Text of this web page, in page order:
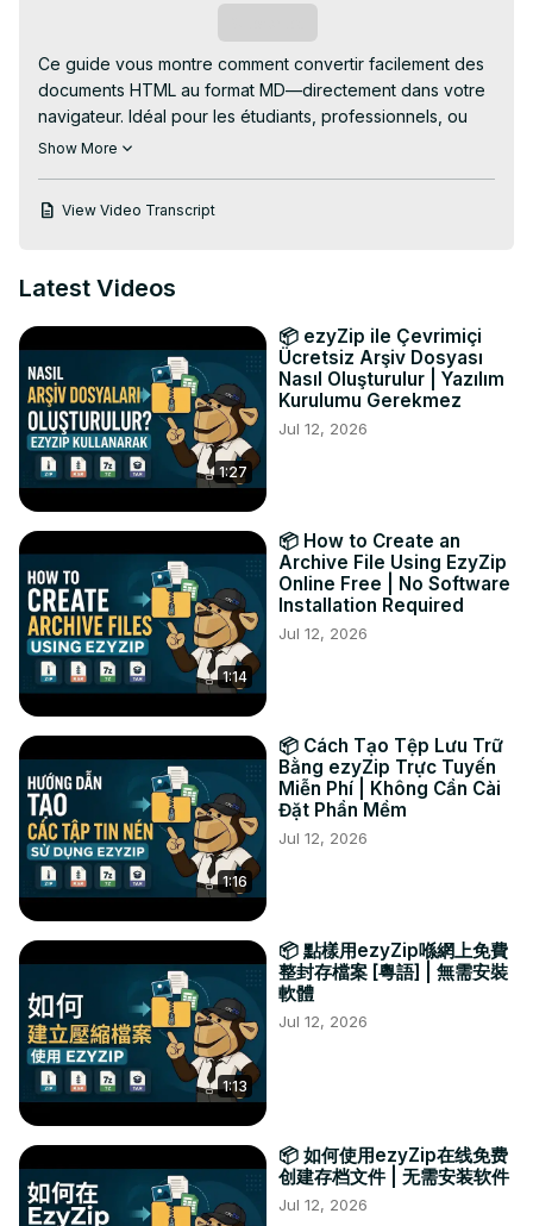
Ce guide vous montre comment convertir facilement des
documents HTML au format MD—directement dans votre
navigateur. Idéal pour les étudiants, professionnels, ou
toute personne travaillant avec différents formats de
https://www.ezyzip.com/convertir-html-en-markdown.html
"Sélectionner le fichier HTML à convertir" ou glissez-
déposez dans la boîte.
2️⃣ Appuyez sur "Convertir en MD" et laissez la
conversion faire son travail.
3️⃣ Cliquez sur "Enregistrer le fichier MD" pour
télécharger votre nouveau document.
🎉 Pourquoi convertir HTML en MD? Le MD est parfait
pour une meilleure compatibilité, assure une gestion
fluide des documents, et garde vos fichiers légers et
éditables sur tous les systèmes!
#htmlversMD #conversiondocument #convertisseurmd
#convertisseurenligne #ezyzip
📢 Connectez-vous avec nous:
🐦 Twitter: https://twitter.com/ezyzip
📘 Facebook: https://www.facebook.com/ezyzip/
🔗 LinkedIn: https://www.linkedin.com/showcase/ezyzip/
📌 Pinterest: https://www.pinterest.com.au/ezyzip/
Show More
View Video Transcript
Latest Videos
1:27
📦 ezyZip ile Çevrimiçi
Ücretsiz Arşiv Dosyası
Nasıl Oluşturulur | Yazılım
Kurulumu Gerekmez
Jul 12, 2026
1:14
📦 How to Create an
Archive File Using EzyZip
Online Free | No Software
Installation Required
Jul 12, 2026
1:16
📦 Cách Tạo Tệp Lưu Trữ
Bằng ezyZip Trực Tuyến
Miễn Phí | Không Cần Cài
Đặt Phần Mềm
Jul 12, 2026
1:13
📦 點樣用ezyZip喺網上免費
整封存檔案 [粵語] | 無需安裝
軟體
Jul 12, 2026
📦 如何使用ezyZip在线免费
创建存档文件 | 无需安装软件
Jul 12, 2026